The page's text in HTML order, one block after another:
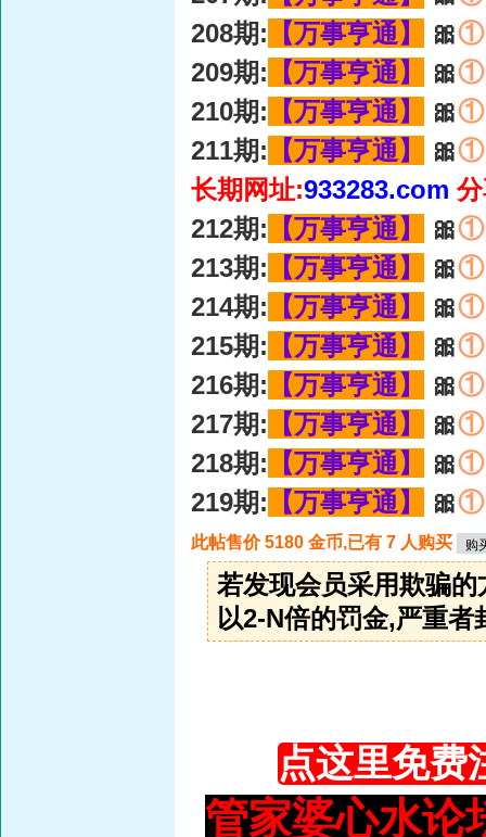
208期: 【万事亨通】 🎀①
209期: 【万事亨通】 🎀①
210期: 【万事亨通】 🎀①
211期: 【万事亨通】 🎀①
长期网址:933283.com
212期: 【万事亨通】 🎀①
213期: 【万事亨通】 🎀①
214期: 【万事亨通】 🎀①
215期: 【万事亨通】 🎀①
216期: 【万事亨通】 🎀①
217期: 【万事亨通】 🎀①
218期: 【万事亨通】 🎀①
219期: 【万事亨通】 🎀①
此帖售价 5180 金币,已有 7 人购买
若发现会员采用欺骗
以2-N倍的罚金,严重者
点这里免费
管家婆心水论